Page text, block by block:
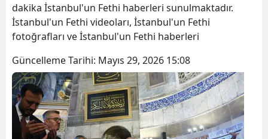
Artvin
Bilecik
Bingöl
Bitlis
dakika İstanbul'un Fethi haberleri sunulmaktadır.
İstanbul'un Fethi videoları, İstanbul'un Fethi
fotoğrafları ve İstanbul'un Fethi haberleri
Güncelleme Tarihi: Mayıs 29, 2026 15:08